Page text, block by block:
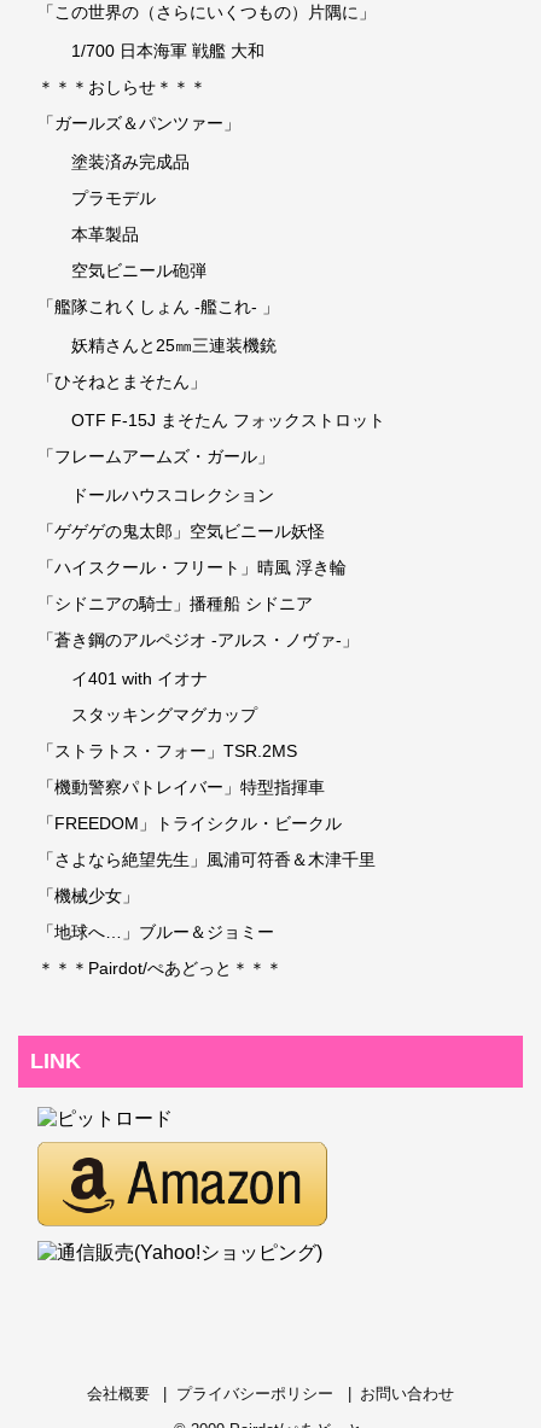
「この世界の（さらにいくつもの）片隅に」
1/700 日本海軍 戦艦 大和
＊＊＊おしらせ＊＊＊
「ガールズ＆パンツァー」
塗装済み完成品
プラモデル
本革製品
空気ビニール砲弾
「艦隊これくしょん -艦これ- 」
妖精さんと25㎜三連装機銃
「ひそねとまそたん」
OTF F-15J まそたん フォックストロット
「フレームアームズ・ガール」
ドールハウスコレクション
「ゲゲゲの鬼太郎」空気ビニール妖怪
「ハイスクール・フリート」晴風 浮き輪
「シドニアの騎士」播種船 シドニア
「蒼き鋼のアルペジオ -アルス・ノヴァ-」
イ401 with イオナ
スタッキングマグカップ
「ストラトス・フォー」TSR.2MS
「機動警察パトレイバー」特型指揮車
「FREEDOM」トライシクル・ビークル
「さよなら絶望先生」風浦可符香＆木津千里
「機械少女」
「地球へ…」ブルー＆ジョミー
＊＊＊Pairdot/ぺあどっと＊＊＊
LINK
会社概要 プライバシーポリシー
お問い合わせ